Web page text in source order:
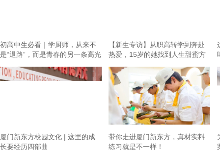
初高中生必看｜学厨师，从来不
是“退路”，而是青春的另一条高光
【新生专访】从职高转学到奔赴
热爱，15岁的她找到人生甜蜜方
厦门新东方校园文化 | 这里的成
长要经历四部曲
带你走进厦门新东方，真材实料
练习就是不一样！